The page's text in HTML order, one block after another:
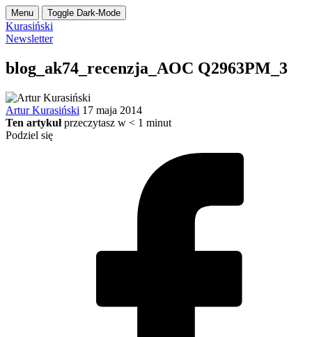
Menu Toggle Dark-Mode
Kurasiński
Newsletter
blog_ak74_recenzja_AOC Q2963PM_3
Artur Kurasiński 17 maja 2014
Ten artykuł przeczytasz w < 1 minut
Podziel się